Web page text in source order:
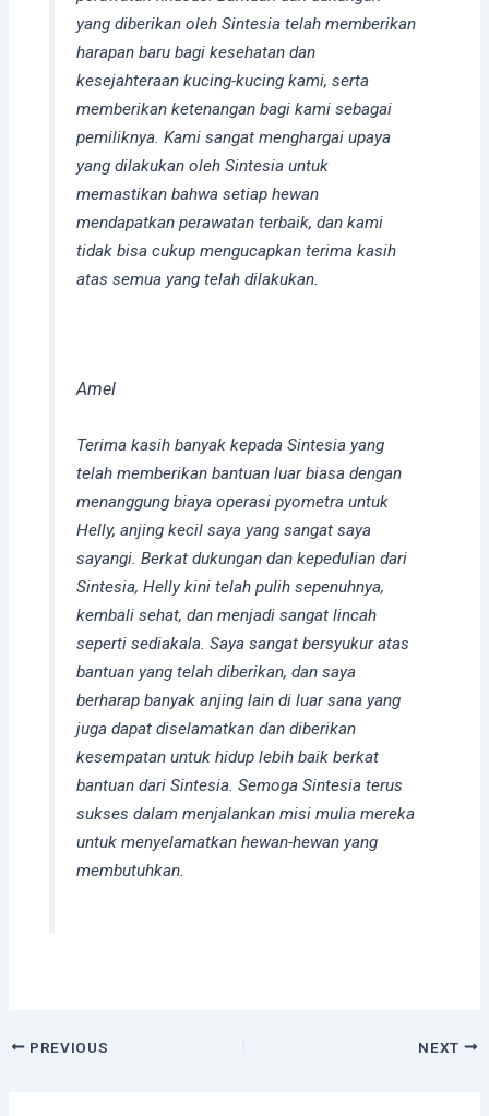
yang diberikan oleh Sintesia telah memberikan
harapan baru bagi kesehatan dan
kesejahteraan kucing-kucing kami, serta
memberikan ketenangan bagi kami sebagai
pemiliknya. Kami sangat menghargai upaya
yang dilakukan oleh Sintesia untuk
memastikan bahwa setiap hewan
mendapatkan perawatan terbaik, dan kami
tidak bisa cukup mengucapkan terima kasih
atas semua yang telah dilakukan.
Amel
Terima kasih banyak kepada Sintesia yang
telah memberikan bantuan luar biasa dengan
menanggung biaya operasi pyometra untuk
Helly, anjing kecil saya yang sangat saya
sayangi. Berkat dukungan dan kepedulian dari
Sintesia, Helly kini telah pulih sepenuhnya,
kembali sehat, dan menjadi sangat lincah
seperti sediakala. Saya sangat bersyukur atas
bantuan yang telah diberikan, dan saya
berharap banyak anjing lain di luar sana yang
juga dapat diselamatkan dan diberikan
kesempatan untuk hidup lebih baik berkat
bantuan dari Sintesia. Semoga Sintesia terus
sukses dalam menjalankan misi mulia mereka
untuk menyelamatkan hewan-hewan yang
membutuhkan.
PREVIOUS NEXT